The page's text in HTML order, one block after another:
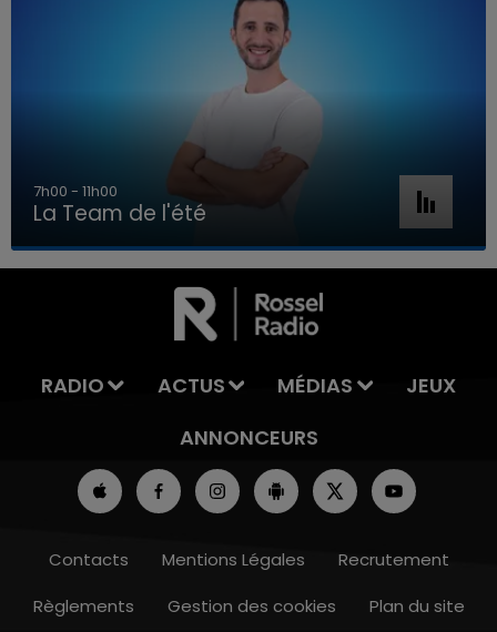
LA TEAM DE L'ÉTÉ
7h00 - 11h00
La Team de l'été
RADIO ACTUS MÉDIAS
JEUX
ANNONCEURS
Contacts Mentions Légales
Recrutement
Règlements
Gestion des cookies Plan du site